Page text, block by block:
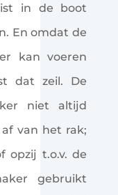
in de boot
En omdat de
kan voeren
dat zeil. De
niet altijd
van het rak;
opzij t.o.v. de
gebruikt